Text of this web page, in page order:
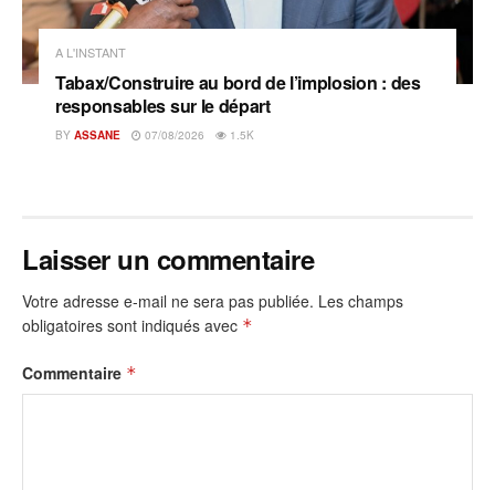
A L'INSTANT
Tabax/Construire au bord de l’implosion : des
responsables sur le départ
BY ASSANE 07/08/2026 1.5K
Laisser un commentaire
Votre adresse e-mail ne sera pas publiée. Les champs
obligatoires sont indiqués avec *
Commentaire *